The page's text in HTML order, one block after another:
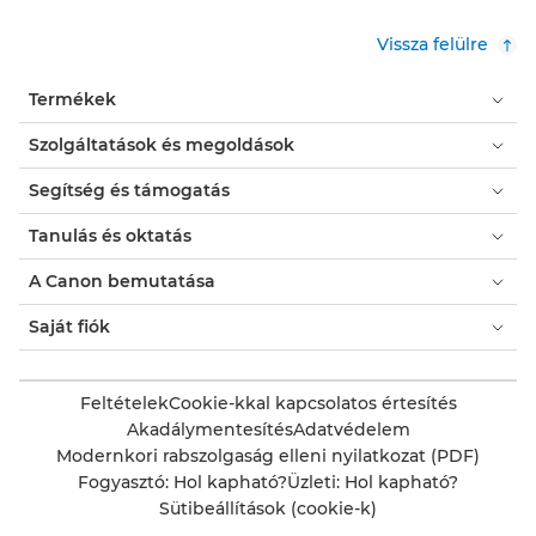
Vissza felülre
Termékek
Szolgáltatások és megoldások
Segítség és támogatás
Tanulás és oktatás
A Canon bemutatása
Saját fiók
FeltételekCookie-kkal kapcsolatos értesítés
AkadálymentesítésAdatvédelem
Modernkori rabszolgaság elleni nyilatkozat (PDF)
Fogyasztó: Hol kapható?Üzleti: Hol kapható?
Sütibeállítások (cookie-k)